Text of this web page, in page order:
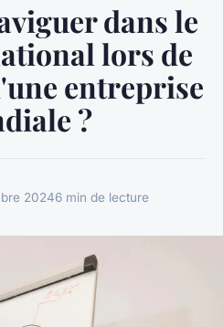
dans le
lors de
entreprise
?
20246 min de lecture